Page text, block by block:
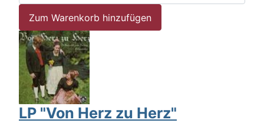
LP "Von Herz zu Herz"